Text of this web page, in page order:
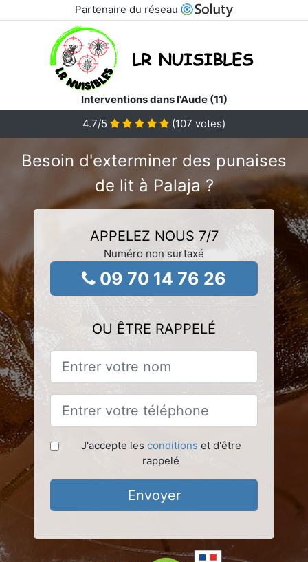
Partenaire du réseau
Interventions dans l'Aude (11)
4.7/5 (107 votes)
Besoin d'exterminer des punaises
de lit à Palaja ?
APPELEZ NOUS 7/7
Numéro non surtaxé
09 70 14 76 26
OU ÊTRE RAPPELÉ
J'accepte les conditions et d'être
rappelé
Envoyer